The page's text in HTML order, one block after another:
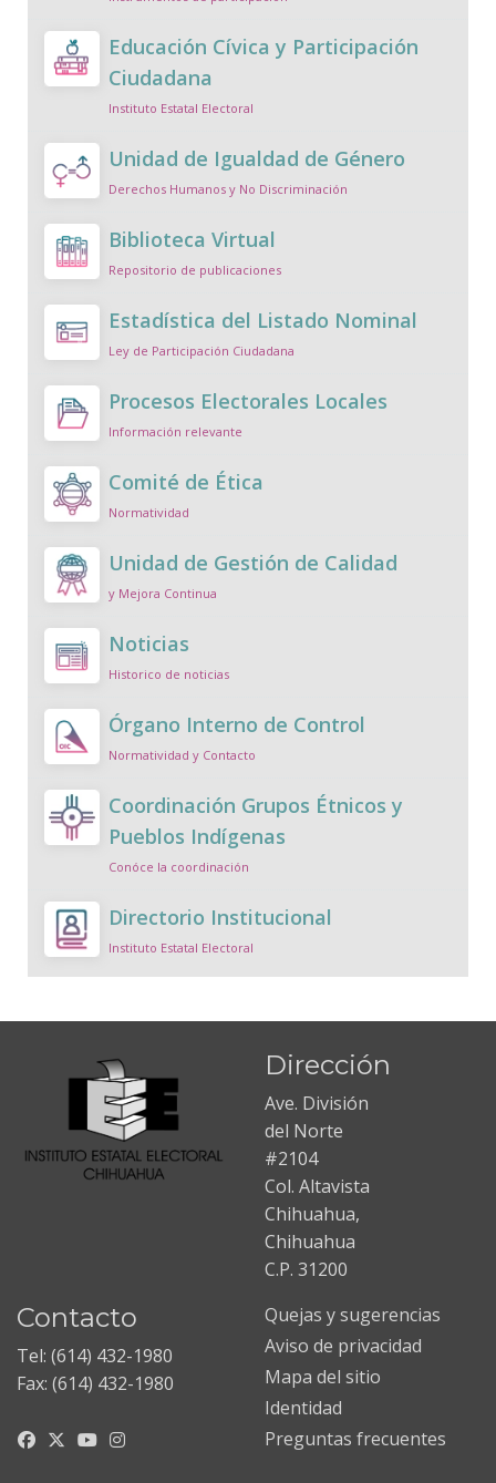
Educación Cívica y Participación
Ciudadana
Instituto Estatal Electoral
Unidad de Igualdad de Género
Derechos Humanos y No Discriminación
Biblioteca Virtual
Repositorio de publicaciones
Estadística del Listado Nominal
Ley de Participación Ciudadana
Procesos Electorales Locales
Información relevante
Comité de Ética
Normatividad
Unidad de Gestión de Calidad
y Mejora Continua
Noticias
Historico de noticias
Órgano Interno de Control
Normatividad y Contacto
Coordinación Grupos Étnicos y
Pueblos Indígenas
Conóce la coordinación
Directorio Institucional
Instituto Estatal Electoral
Dirección
Ave. División
del Norte
#2104
Col. Altavista
Chihuahua,
Chihuahua
C.P. 31200
Contacto
Tel: (614) 432-1980
Fax: (614) 432-1980
Quejas y sugerencias
Aviso de privacidad
Mapa del sitio
Identidad
Preguntas frecuentes